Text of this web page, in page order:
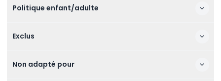
Politique enfant/adulte
Exclus
Non adapté pour